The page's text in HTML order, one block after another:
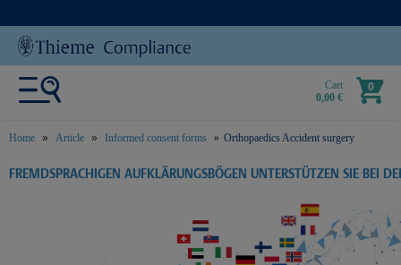
Cart
0,00 €
0
Home Article Informed consent forms Orthopaedics Accident surgery
text.skipToContent
text.skipToNavigation
FREMDSPRACHIGEN AUFKLÄRUNGSBÖGEN UNTERSTÜTZEN SIE BEI